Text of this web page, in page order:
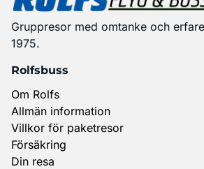
Gruppresor med omtanke och
1975.
Rolfsbuss
Om Rolfs
Allmän information
Villkor för paketresor
Försäkring
Din resa